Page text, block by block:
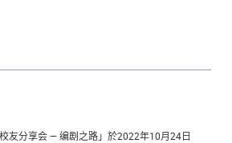
友分享会 — 编剧之路」於2022年10月24日